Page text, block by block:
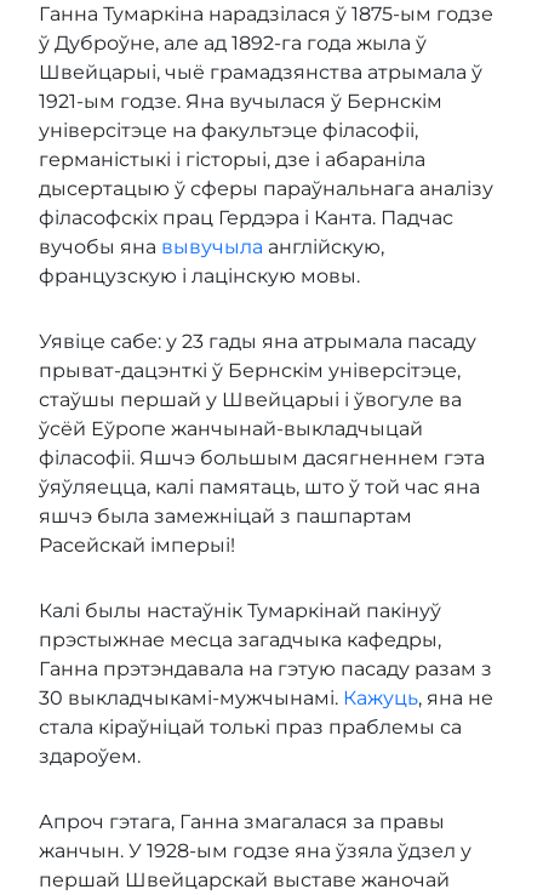
Ганна Тумаркіна нарадзілася ў 1875-ым годзе
ў Дуброўне, але ад 1892-га года жыла ў
Швейцарыі, чыё грамадзянства атрымала ў
1921-ым годзе. Яна вучылася ў Бернскім
універсітэце на факультэце філасофіі,
германістыкі і гісторыі, дзе і абараніла
дысертацыю ў сферы параўнальнага аналізу
філасофскіх прац Гердэра і Канта. Падчас
вучобы яна вывучыла англійскую,
французскую і лацінскую мовы.
Уявіце сабе: у 23 гады яна атрымала пасаду
прыват-дацэнткі ў Бернскім універсітэце,
стаўшы першай у Швейцарыі і ўвогуле ва
ўсёй Еўропе жанчынай-выкладчыцай
філасофіі. Яшчэ большым дасягненнем гэта
ўяўляецца, калі памятаць, што ў той час яна
яшчэ была замежніцай з пашпартам
Расейскай імперыі!
Калі былы настаўнік Тумаркінай пакінуў
прэстыжнае месца загадчыка кафедры,
Ганна прэтэндавала на гэтую пасаду разам з
30 выкладчыкамі-мужчынамі. Кажуць, яна не
стала кіраўніцай толькі праз праблемы са
здароўем.
Апроч гэтага, Ганна змагалася за правы
жанчын. У 1928-ым годзе яна ўзяла ўдзел у
першай Швейцарскай выставе жаночай